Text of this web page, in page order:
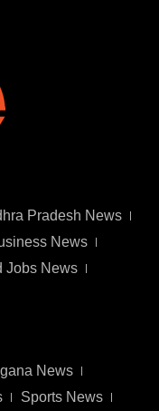
Pradesh News
News
Jobs News
News
Sports News